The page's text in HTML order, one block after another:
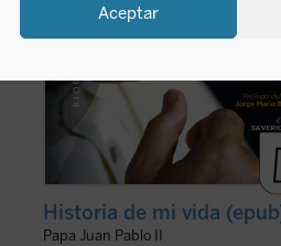
Aceptar
Historia de mi vida
Papa Juan Pablo II